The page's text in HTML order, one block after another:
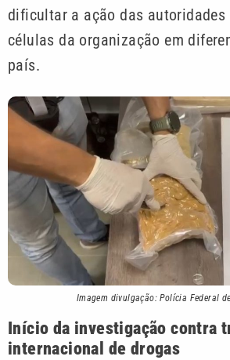
dificultar a ação das autoridades
células da organização em
país.
Imagem divulgação: Polícia Federal
Início da investigação contra
internacional de drogas